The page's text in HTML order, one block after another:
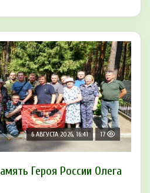
6 АВГУСТА 2026, 16:41 17
Героя России Олега